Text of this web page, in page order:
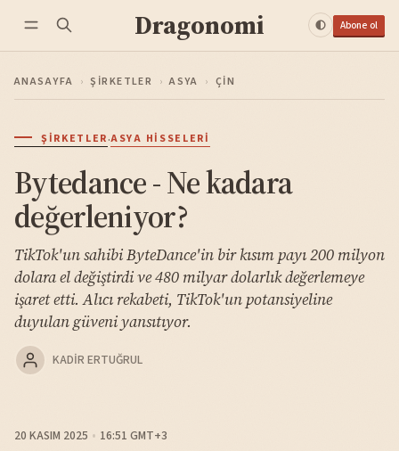
Dragonomi Abone ol
ANASAYFA › ŞIRKETLER › ASYA › ÇIN
ŞIRKETLER·ASYA HISSELERI
Bytedance - Ne kadara
değerleniyor?
TikTok'un sahibi ByteDance'in bir kısım payı 200 milyon
dolara el değiştirdi ve 480 milyar dolarlık değerlemeye
işaret etti. Alıcı rekabeti, TikTok'un potansiyeline
duyulan güveni yansıtıyor.
KADIR ERTUĞRUL
20 KASIM 2025 16:51 GMT+3